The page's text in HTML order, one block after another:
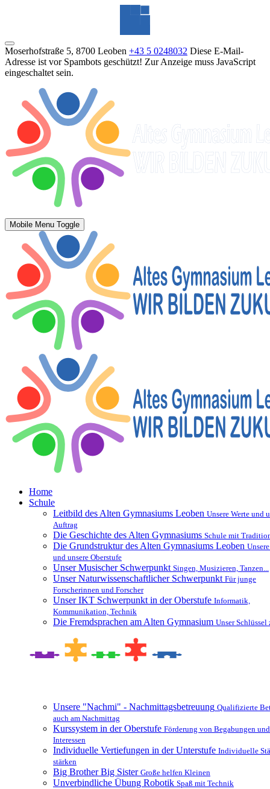
Moserhofstraße 5, 8700 Leoben +43 5 0248032 Diese E-Mail-
Adresse ist vor Spambots geschützt! Zur Anzeige muss JavaScript
eingeschaltet sein.
Mobile Menu Toggle
Home
Schule
Leitbild des Alten Gymnasiums Leoben Unsere Werte und
Auftrag
Die Geschichte des Alten Gymnasiums Schule mit
Die Grundstruktur des Alten Gymnasiums Leoben
und unsere Oberstufe
Unser Musischer Schwerpunkt Singen, Musizieren, Tanzen...
Unser Naturwissenschaftlicher Schwerpunkt Für junge
Forscherinnen und Forscher
Unser IKT Schwerpunkt in der Oberstufe Informatik,
Kommunikation, Technik
Die Fremdsprachen am Alten Gymnasium Unser Schlüssel
Unsere "Nachmi" - Nachmittagsbetreuung Qualifizierte
auch am Nachmittag
Kurssystem in der Oberstufe Förderung von Begabungen und
Interessen
Individuelle Vertiefungen in der Unterstufe Individuelle
stärken
Big Brother Big Sister Große helfen Kleinen
Unverbindliche Übung Robotik Spaß mit Technik